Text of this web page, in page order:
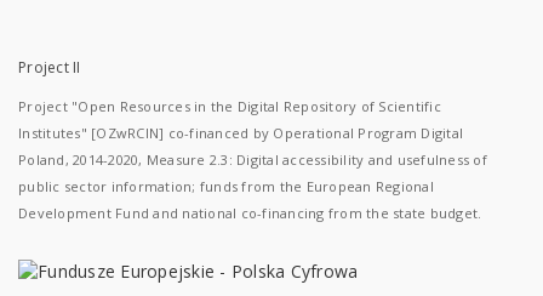
Project II
Project "Open Resources in the Digital Repository of Scientific
Institutes" [OZwRCIN] co-financed by Operational Program Digital
Poland, 2014-2020, Measure 2.3: Digital accessibility and usefulness of
public sector information; funds from the European Regional
Development Fund and national co-financing from the state budget.